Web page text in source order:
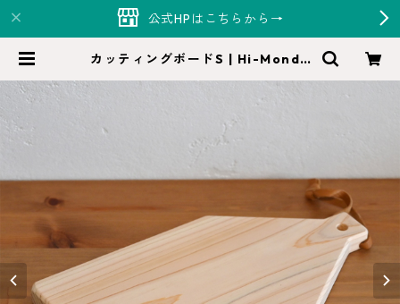
公式HPはこちらから→
カッティングボードS | Hi-Monde